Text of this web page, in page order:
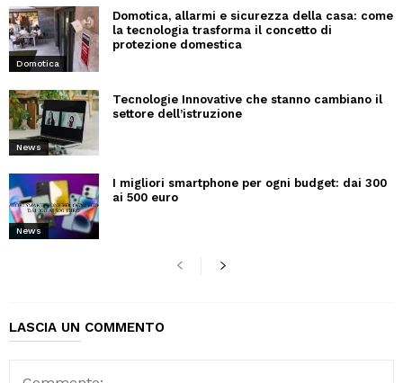
Domotica
Domotica, allarmi e sicurezza della casa: come
la tecnologia trasforma il concetto di
protezione domestica
News
Tecnologie Innovative che stanno cambiano il
settore dell’istruzione
News
I migliori smartphone per ogni budget: dai 300
ai 500 euro
LASCIA UN COMMENTO